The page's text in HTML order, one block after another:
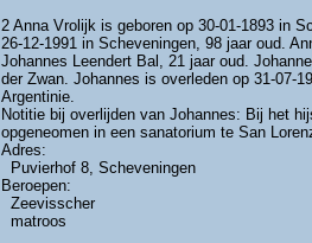
2 Anna Vrolijk is geboren op 30-01-1893 in
26-12-1991 in Scheveningen, 98 jaar oud.
Johannes Leendert Bal, 21 jaar oud.
der Zwan. Johannes is overleden op 31-07-
Argentinie.
Notitie bij overlijden van Johannes: Bij het
opgeneomen in een sanatorium te San
Adres:
Puvierhof 8, Scheveningen
Beroepen:
Zeevisscher
matroos